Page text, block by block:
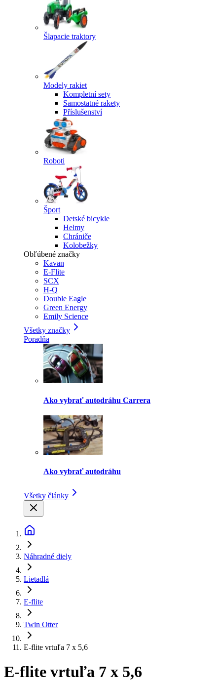
Šlapacie traktory
Modely rakiet
Kompletní sety
Samostatné rakety
Příslušenství
Roboti
Šport
Detské bicykle
Helmy
Chrániče
Kolobežky
Obľúbené značky
Kavan
E-Flite
SCX
H-Q
Double Eagle
Green Energy
Emily Science
Všetky značky
Poradňa
Ako vybrať autodráhu Carrera
Ako vybrať autodráhu
Všetky články
Náhradné diely
Lietadlá
E-flite
Twin Otter
E-flite vrtuľa 7 x 5,6
E-flite vrtuľa 7 x 5,6